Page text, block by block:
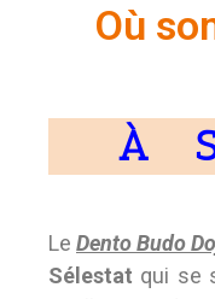
Où
À S
Le Dento Budo
Sélestat qui se